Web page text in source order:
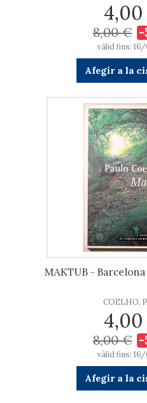
8,00 € -
vàlid fins:
Afegir a la
MAKTUB -
COELHO,
8,00 € -
vàlid fins:
Afegir a la